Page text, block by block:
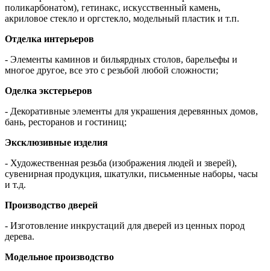
поликарбонатом), гетинакс, искусственный камень,
акриловое стекло и оргстекло, модельный пластик и т.п.
Отделка интерьеров
- Элементы каминов и бильярдных столов, барельефы и
многое другое, все это с резьбой любой сложности;
Оделка экстерьеров
- Декоративные элементы для украшения деревянных домов,
бань, ресторанов и гостиниц;
Эксклюзивные изделия
- Художественная резьба (изображения людей и зверей),
сувенирная продукция, шкатулки, письменные наборы, часы
и т.д.
Производство дверей
- Изготовление инкрустаций для дверей из ценных пород
дерева.
Модельное производство